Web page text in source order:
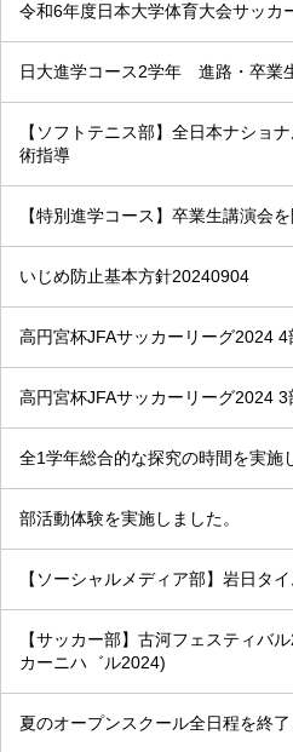
令和6年度日本大学体育大会サッカ
日大進学コース2学年 進路・卒業
【ソフトテニス部】全日本ナショ
術指導
【特別進学コース】卒業生講演会
いじめ防止基本方針20240904
高円宮杯JFAサッカーリーグ2024
高円宮杯JFAサッカーリーグ2024
全1学年総合的な探究の時間を実施
部活動体験を実施しました。
【ソーシャルメディア部】岩日タ
【サッカー部】古河フェスティバ
カーニハ゛ル2024)
夏のオープンスクール全日程を終了